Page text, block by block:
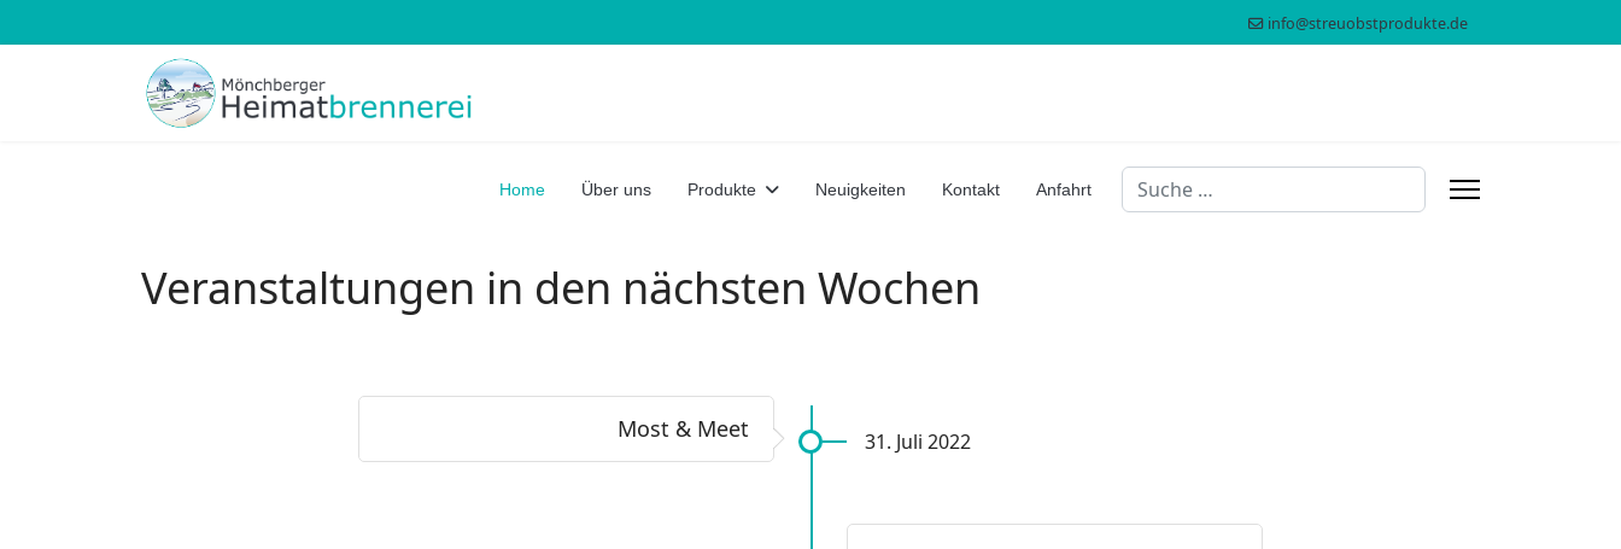
info@streuobstprodukte.de
Home Über uns Produkte Neuigkeiten Kontakt Anfahrt Suchen
Veranstaltungen in den nächsten Wochen
Most & Meet 31. Juli 2022